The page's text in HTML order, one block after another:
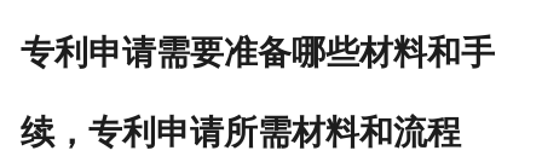
专利申请需要准备哪些材料和手
续，专利申请所需材料和流程